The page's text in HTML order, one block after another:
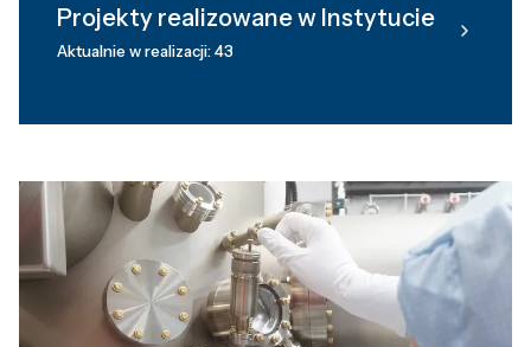
Projekty realizowane w Instytucie
Aktualnie w realizacji: 43